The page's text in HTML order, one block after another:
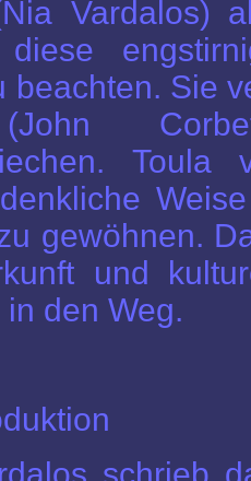
Vardalos)
beachten. Sie
Toula
gewöhnen.
und
den Weg.